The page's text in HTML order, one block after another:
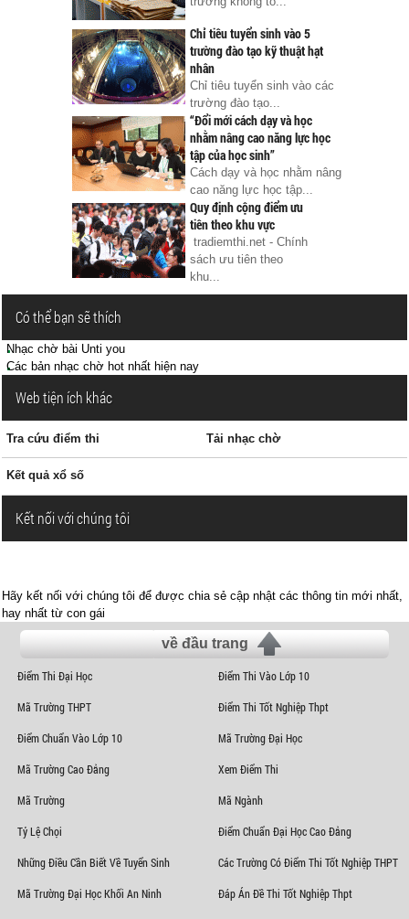
Chỉ tiêu tuyển sinh vào 5
trường đào tạo kỹ thuật hạt
nhân
Chỉ tiêu tuyển sinh vào các
trường đào tạo...
“Đổi mới cách dạy và học
nhằm nâng cao năng lực học
tập của học sinh”
Cách dạy và học nhằm nâng
cao năng lực học tập...
Quy định cộng điểm ưu
tiên theo khu vực
tradiemthi.net - Chính
sách ưu tiên theo
khu...
Có thể bạn sẽ thích
Nhạc chờ bài Unti you
Các bản nhạc chờ hot nhất hiện nay
Web tiện ích khác
Tra cứu điểm thi Tải nhạc chờ
Kết quả xổ số
Kết nối với chúng tôi
Hãy kết nối với chúng tôi để được chia sẻ cập nhật các thông tin mới nhất,
hay nhất từ con gái
về đầu trang
Điểm Thi Đại Học Điểm Thi Vào Lớp 10
Mã Trường THPT Điểm Thi Tốt Nghiệp Thpt
Điểm Chuẩn Vào Lớp 10 Mã Trường Đại Học
Mã Trường Cao Đẳng Xem Điểm Thi
Mã Trường Mã Ngành
Tỷ Lệ Chọi Điểm Chuẩn Đại Học Cao Đẳng
Những Điều Cần Biết Về Tuyển Sinh Các Trường Có Điểm Thi Tốt Nghiệp THPT
Mã Trường Đại Học Khối An Ninh Đáp Án Đề Thi Tốt Nghiệp Thpt